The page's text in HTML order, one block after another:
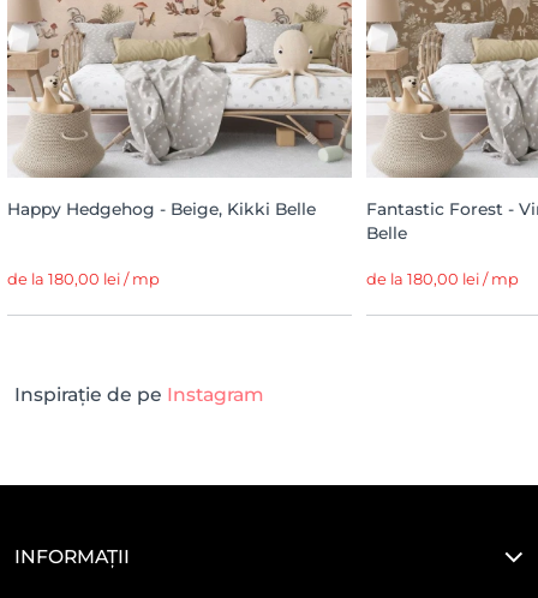
Happy Hedgehog - Beige, Kikki Belle
de la 180,00 lei / mp
Fantastic Forest -
Belle
de la 180,00 lei / mp
Inspirație de pe Instagram
INFORMAȚII